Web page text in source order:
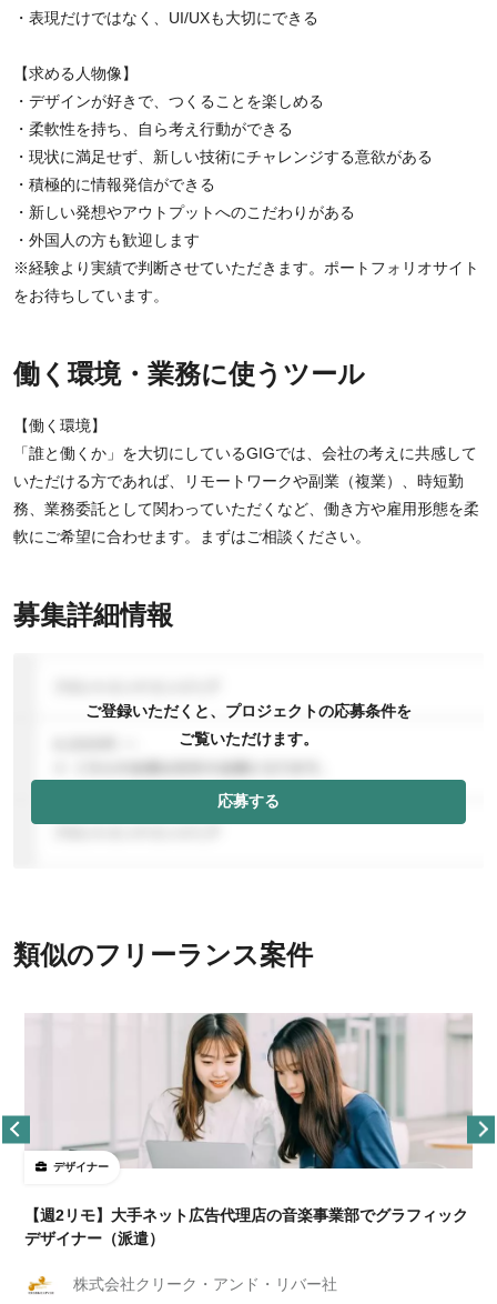
・表現だけではなく、UI/UXも大切にできる
【求める人物像】
・デザインが好きで、つくることを楽しめる
・柔軟性を持ち、自ら考え行動ができる
・現状に満足せず、新しい技術にチャレンジする意欲がある
・積極的に情報発信ができる
・新しい発想やアウトプットへのこだわりがある
・外国人の方も歓迎します
※経験より実績で判断させていただきます。ポートフォリオサイト
をお待ちしています。
働く環境・業務に使うツール
【働く環境】
「誰と働くか」を大切にしているGIGでは、会社の考えに共感して
いただける方であれば、リモートワークや副業（複業）、時短勤
務、業務委託として関わっていただくなど、働き方や雇用形態を柔
軟にご希望に合わせます。まずはご相談ください。
募集詳細情報
ご登録いただくと、プロジェクトの応募条件を
ご覧いただけます。
応募する
類似のフリーランス案件
デザイナー
【週2リモ】大手ネット広告代理店の音楽事業部でグラフィック
デザイナー（派遣）
株式会社クリーク・アンド・リバー社